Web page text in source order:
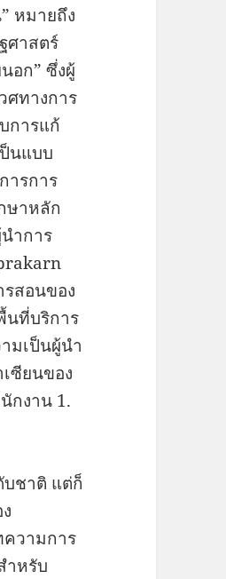
หมายถึง
ศาสตร์
อก” ซึ่งผู้
ศทางการ
การแก้
นแบบ
ารการ
ษาหลัก
ำการ
สอนของ
นที่บริการ
มเป็นผู้นำ
ซียนของ
กงาน 1.
บชาติ แต่ก็
ความการ
ำหรับ